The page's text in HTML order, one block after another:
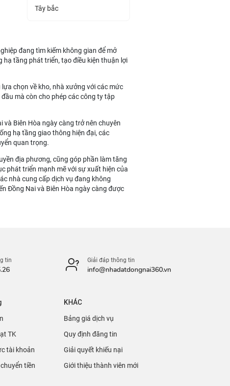
Tây bắc
đang tìm kiếm không gian để mở
hạ tầng phát triển, tạo điều kiện thuận lợi
chọn về kho, nhà xưởng với các mức
mà còn cho phép các công ty tập
Biên Hòa ngày càng trở nên chuyên
hạ tầng giao thông hiện đại, các
quan trọng.
địa phương, cũng góp phần làm tăng
phát triển mạnh mẽ với sự xuất hiện của
nhà cung cấp dịch vụ đang không
Đồng Nai và Biên Hòa ngày càng được
tin Giải đáp thông tin
info@nhadatdongnai360.vn
TK
tài khoản
tiền
KHÁC
Bảng giá dịch vụ
Quy định đăng tin
Giải quyết khiếu nại
Giới thiệu thành viên mới